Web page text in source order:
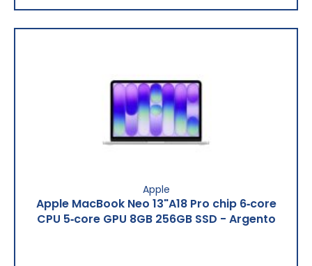
Apple
Apple MacBook Neo 13"A18 Pro chip 6‑core
CPU 5‑core GPU 8GB 256GB SSD - Argento